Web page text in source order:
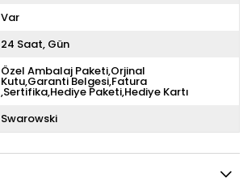
Var
24 Saat Gün
Özel Ambalaj Paketi,Orjinal
Kutu,Garanti Belgesi,Fatura
,Sertifika,Hediye Paketi,Hediye Kartı
Swarowski